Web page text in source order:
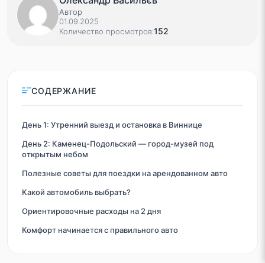
Автор
01.09.2025
Количество просмотров:152
СОДЕРЖАНИЕ
День 1: Утренний выезд и остановка в Виннице
День 2: Каменец-Подольский — город-музей под
открытым небом
Полезные советы для поездки на арендованном авто
Какой автомобиль выбрать?
Ориентировочные расходы на 2 дня
Комфорт начинается с правильного авто